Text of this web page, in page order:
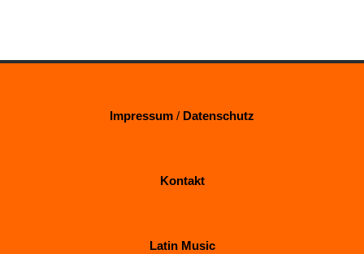
Impressum / Datenschutz
Kontakt
Latin Music